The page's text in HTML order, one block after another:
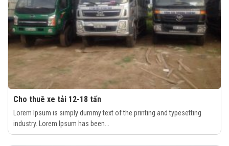
Cho thuê xe tải 12-18 tấn
Lorem Ipsum is simply dummy text of the printing and typesetting
industry. Lorem Ipsum has been...